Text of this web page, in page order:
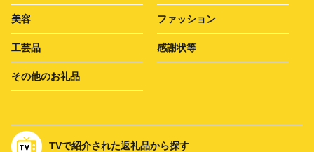
美容 ファッション
工芸品 感謝状等
その他のお礼品
TVで紹介された返礼品から探す